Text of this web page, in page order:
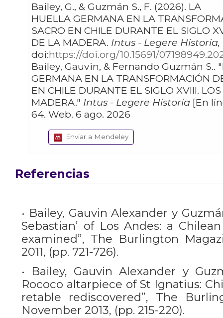
Bailey, G., & Guzmán S., F. (2026). LA
HUELLA GERMANA EN LA
SACRO EN CHILE DURANTE EL SIGLO
DE LA MADERA. Intus - Legere Historia,
doi:https://doi.org/10.15691/
Bailey, Gauvin, & Fernando Guzmán S.. "LA HUELLA
GERMANA EN LA TRANSFORMACIÓN
EN CHILE DURANTE EL SIGLO XVIII.
MADERA." Intus - Legere Historia [En
64. Web. 6 ago. 2026
Enviar a Mendeley
Referencias
• Bailey, Gauvin Alexander y
Sebastian’ of Los Andes: a
examined”, The Burlington
2011, (pp. 721-726).
• Bailey, Gauvin Alexander y
Rococo altarpiece of St Ignatius:
retable rediscovered”, The
November 2013, (pp. 215-220).